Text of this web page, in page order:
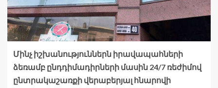
Մինչ իշխանություններն իրավապահների
ձեռամբ ընդդիմադիրների մասին 24/7 ռեժիմով
ընտրակաշառքի վերաբերյալ հնարովի